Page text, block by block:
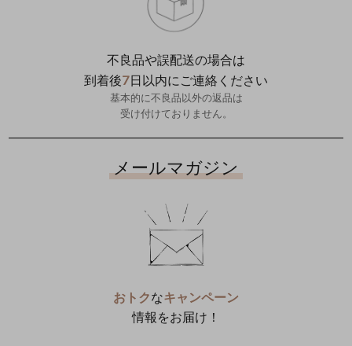
不良品や誤配送の場合は
到着後7日以内にご連絡ください
基本的に不良品以外の返品は
受け付けておりません。
メールマガジン
おトクなキャンペーン
情報をお届け！